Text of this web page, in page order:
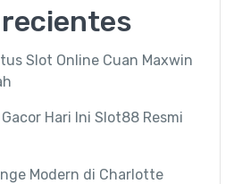
Slot Online Cuan Maxwin
Hari Ini Slot88 Resmi
Modern di Charlotte